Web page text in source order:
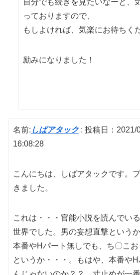
っておりますので、
もしよければ、気楽にお待ちく
励みになりました！
名前: しばアタック: 投稿日：2021/
16:08:28
こんにちは、しばアタックです。
きました。
これは・・・官能小説を読んでい
世界でした。男の妄想直撃という
本番やHパート無しでも、ち〇こ
というか・・・。もはや、本番や